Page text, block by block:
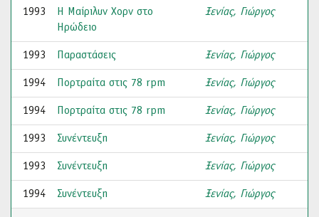
1993
Η Μαίριλυν Χορν στο
Ηρώδειο
Ξενίας, Γιώργος
1993 Παραστάσεις Ξενίας, Γιώργος
1994 Πορτραίτα στις 78 rpm Ξενίας, Γιώργος
1994 Πορτραίτα στις 78 rpm Ξενίας, Γιώργος
1993 Συνέντευξη Ξενίας, Γιώργος
1993 Συνέντευξη Ξενίας, Γιώργος
1994 Συνέντευξη Ξενίας, Γιώργος